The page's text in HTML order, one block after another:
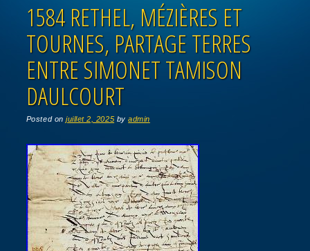
1584 RETHEL, MÉZIÈRES ET
TOURNES, PARTAGE TERRES
ENTRE SIMONET TAMISON
DAULCOURT
Posted onjuillet 2, 2025 byadmin